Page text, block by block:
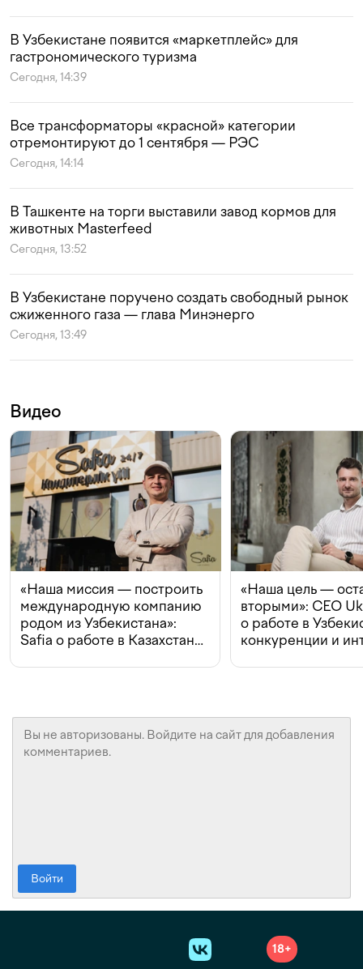
В Узбекистане появится «маркетплейс» для
гастрономического туризма
Сегодня, 14:39
Все трансформаторы «красной» категории
отремонтируют до 1 сентября — РЭС
Сегодня, 14:14
В Ташкенте на торги выставили завод кормов для
животных Masterfeed
Сегодня, 13:52
В Узбекистане поручено создать свободный рынок
сжиженного газа — глава Минэнерго
Сегодня, 13:49
Видео
«Наша миссия — построить
международную компанию
родом из Узбекистана»:
Safia о работе в Казахстане,
«Наша цель —
вторыми»: CEO
о работе в
конкуренции и
Войти
18+